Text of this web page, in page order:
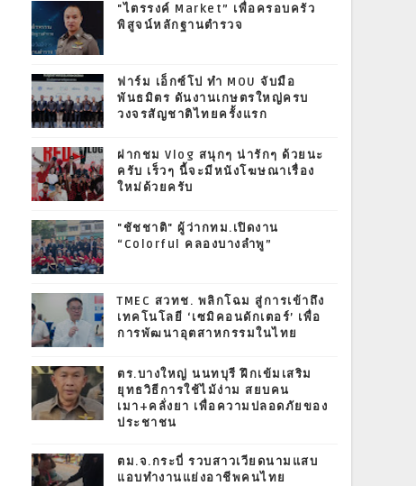
"ไตรรงค์ Market” เพื่อครอบครัว
พิสูจน์หลักฐานตำรวจ
ฟาร์ม เอ็กซ์โป ทำ MOU จับมือ
พันธมิตร ดันงานเกษตรใหญ่ครบ
วงจรสัญชาติไทยครั้งแรก
ฝากชม Vlog สนุกๆ น่ารักๆ ด้วยนะ
ครับ เร็วๆ นี้จะมีหนังโฆษณาเรื่อง
ใหม่ด้วยครับ
"ชัชชาติ" ผู้ว่ากทม.เปิดงาน
“Colorful คลองบางลำพู”
TMEC สวทช. พลิกโฉม สู่การเข้าถึง
เทคโนโลยี ‘เซมิคอนดักเตอร์’ เพื่อ
การพัฒนาอุตสาหกรรมในไทย
ตร.บางใหญ่ นนทบุรี ฝึกเข้มเสริม
ยุทธวิธีการใช้ไม้ง่าม สยบคน
เมา+คลั่งยา เพื่อความปลอดภัยของ
ประชาชน
ตม.จ.กระบี่ รวบสาวเวียดนามแสบ
แอบทำงานแย่งอาชีพคนไทย